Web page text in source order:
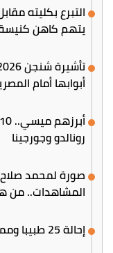
يتهم كاهن كنيسة
أبوابها أمام
رونالدو وجورجينا
صورة لمحمد
المشاهدات.. من
إحالة 25 طبيبا وممرضا بمستشفى السادات إلى التحقيق